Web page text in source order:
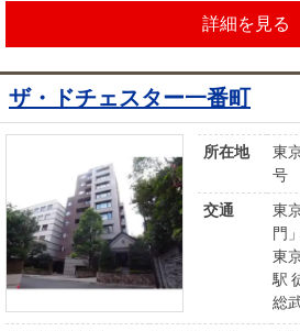
詳細を見る
ザ・ドチェスター一番町
所在地
東
号
交通
東
門
東
駅
総